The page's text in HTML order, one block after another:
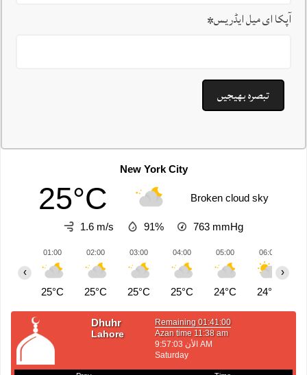
آپکا ای میل ایڈریس*
New York City
25°C Broken cloud sky
1.6 m/s 91% 763 mmHg
01:00
25°C
02:00
25°C
03:00
25°C
04:00
25°C
05:00
24°C
06:00
24°C
‹ ›